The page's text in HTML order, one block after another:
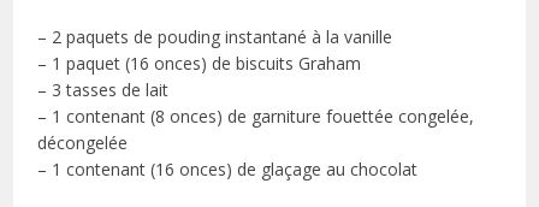
– 2 paquets de pouding instantané à la vanille
– 1 paquet (16 onces) de biscuits Graham
– 3 tasses de lait
– 1 contenant (8 onces) de garniture fouettée congelée,
décongelée
– 1 contenant (16 onces) de glaçage au chocolat